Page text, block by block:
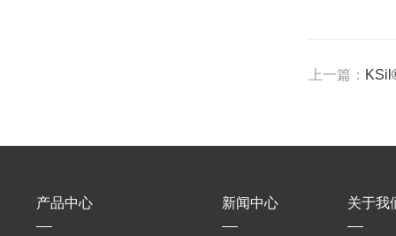
上一篇：
产品中心 新闻中心 关于我